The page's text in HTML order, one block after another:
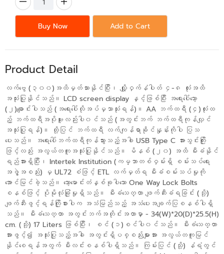
Buy Now Add to Cart
Product Detail
လက်ဗွေ (၃၀၀)အထိမှတ်သားနိုင်ပြီး၊ လျှို့ဝှက်နံပါတ် ၄-၈ လုံးအထိ
အသုံးပြုနိုင်သည်။ LCD screen display နှင့်ဖြစ်ပြီး အရေးပေါ်သော့
(၂)ချောင်းပါသည် (အရေးပေါ်လိုအပ်မှသာသုံးရန်)။ AA ဘက်ထရီ (၄)လုံးထ
ည့် ဘက်ထရီအပိုဗူးလည်းပါ၀င်သည် (အတွင်းဘက် ဘက်ထရီကုန်လျှင်
အသုံးပြုရန်)။ ထို့ပြင် ဘက်ထရီ လက်ကျန်ရာခိုင်နှုန်းကိုပါ ပြသ
ပေးသည်။ အရေးပေါ်ဘက်ထရီကုန်သွားသည့်အခါ USB Type C အားသွင်းကြိုး
ဖြင့်လည်း အလွယ်တကူအသုံးပြုနိုင်သည်။ မိနစ် (၂၀) အထိ မီးခံနိုင်
ရည်အားရှိပြီး၊ Intertek Institution (ကမ္ဘာတစ်ဝှမ်းရှိ စမ်းသပ်ရေး
အဖွဲ့အစည်း) မှ UL72 စံဖြင့် ETL လက်မှတ်ရ မီးခံစမ်းသပ်မှုကို
အောင်မြင်ခဲ့သည်။ သော့မောင်းတံနှစ်ခုပါသော One Way Lock Bolts
စနစ်ဖြင့် ပိုမိုလုံခြုံမှုရှိသည်။ မီးခံသေတ္တာ ဖျက်ဆီးခံရခြင်း (သို့)
ဖျက်ဆီးဖွင့်ရန်ကြိုစားပါက အသံမြည်သည့် အသံပေးအချက်ပြစနစ်ပါရှိ
သည်။ မီးခံသေတ္တာ အတွင်းဘက်အတိုင်းအတာမှာ - 34(W)*20(D)*25.5(H)
cm. (သို့) 17 Liters ဖြစ်ပြီး၊ စင် (၁)စင်ပါ၀င်သည်။ မီးခံသေတ္တာ
အားဖွင့်၍ အသုံးပြုသည့်အခါ အတွင်းရှိပစ္စည်းများအား အလွယ်တကူမြင်
နိုင်စေရန်အတွက် မီးလင်းစနစ်ပါရှိသည်။ ကြမ်းပြင် (သို့) နံရံတွင်